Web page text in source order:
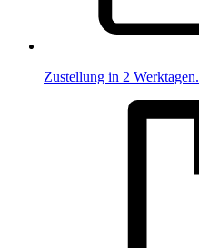
Zustellung in 2 Werktagen.